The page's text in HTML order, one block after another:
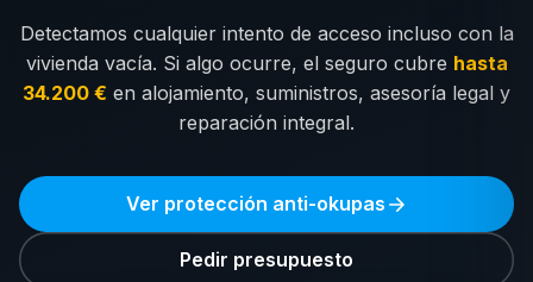
Detectamos cualquier intento de acceso incluso con la
vivienda vacía. Si algo ocurre, el seguro cubre hasta
34.200 € en alojamiento, suministros, asesoría legal y
reparación integral.
Ver protección anti-okupas
Pedir presupuesto